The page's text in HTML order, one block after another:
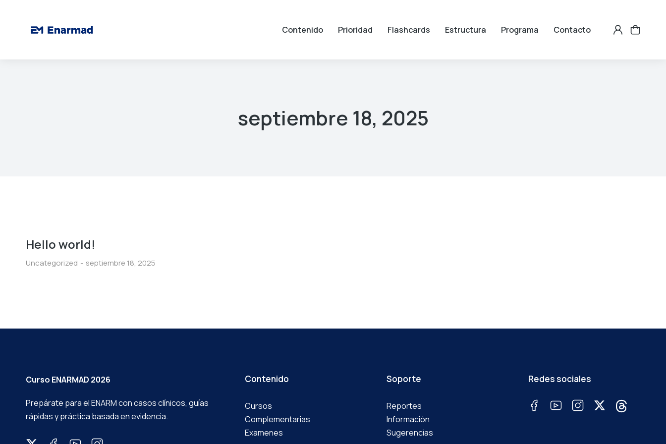
Contenido Prioridad Flashcards Estructura Programa Contacto
septiembre 18, 2025
Hello world!
Uncategorized septiembre 18, 2025
Curso ENARMAD 2026
Prepárate para el ENARM con casos clínicos, guías
rápidas y práctica basada en evidencia.
Contenido
Cursos
Complementarias
Examenes
Soporte
Reportes
Información
Sugerencias
Redes sociales